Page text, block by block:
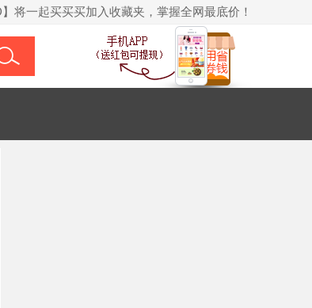
将一起买买买加入收藏夹，掌握全网最底价！